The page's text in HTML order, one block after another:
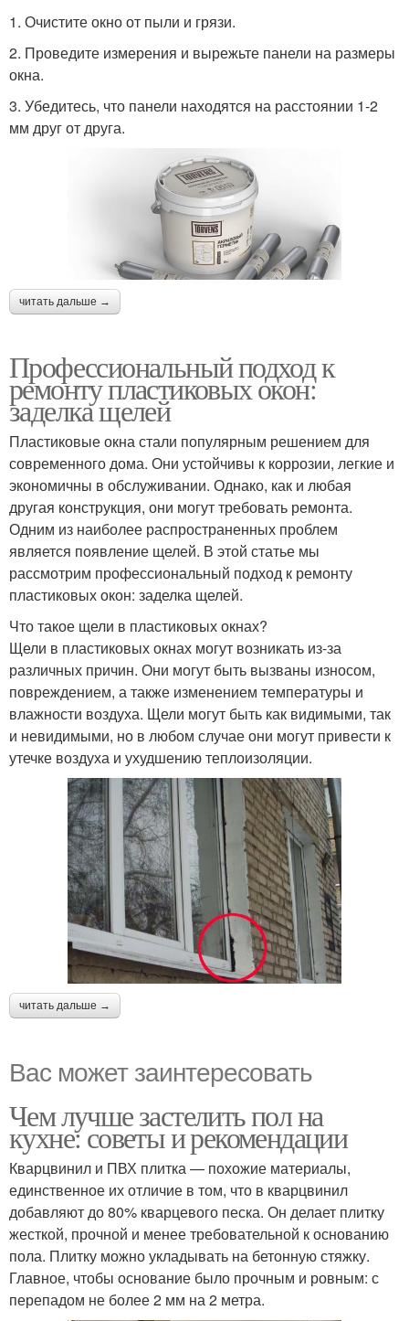
1. Очистите окно от пыли и грязи.
2. Проведите измерения и вырежьте панели на размеры
окна.
3. Убедитесь, что панели находятся на расстоянии 1-2
мм друг от друга.
читать дальше →
Профессиональный подход к
ремонту пластиковых окон:
заделка щелей
Пластиковые окна стали популярным решением для
современного дома. Они устойчивы к коррозии, легкие и
экономичны в обслуживании. Однако, как и любая
другая конструкция, они могут требовать ремонта.
Одним из наиболее распространенных проблем
является появление щелей. В этой статье мы
рассмотрим профессиональный подход к ремонту
пластиковых окон: заделка щелей.
Что такое щели в пластиковых окнах?
Щели в пластиковых окнах могут возникать из-за
различных причин. Они могут быть вызваны износом,
повреждением, а также изменением температуры и
влажности воздуха. Щели могут быть как видимыми, так
и невидимыми, но в любом случае они могут привести к
утечке воздуха и ухудшению теплоизоляции.
читать дальше →
Вас может заинтересовать
Чем лучше застелить пол на
кухне: советы и рекомендации
Кварцвинил и ПВХ плитка — похожие материалы,
единственное их отличие в том, что в кварцвинил
добавляют до 80% кварцевого песка. Он делает плитку
жесткой, прочной и менее требовательной к основанию
пола. Плитку можно укладывать на бетонную стяжку.
Главное, чтобы основание было прочным и ровным: с
перепадом не более 2 мм на 2 метра.